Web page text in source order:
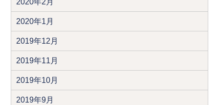
2020年2月
2020年1月
2019年12月
2019年11月
2019年10月
2019年9月